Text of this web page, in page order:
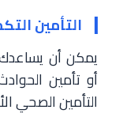
التأمين
يمكن أن يساعدك
أو تأمين
التأمين الصحي